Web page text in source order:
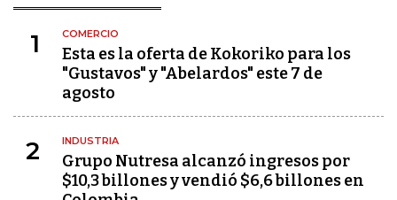
1 COMERCIO
Esta es la oferta de Kokoriko para los
"Gustavos" y "Abelardos" este 7 de
agosto
2 INDUSTRIA
Grupo Nutresa alcanzó ingresos por
$10,3 billones y vendió $6,6 billones en